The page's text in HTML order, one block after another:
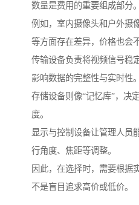
数量是费用的重要组成部分。
例如，室内摄像头和户外摄
等方面存在差异，价格也会不
传输设备负责将视频信号稳
影响数据的完整性与实时性。
存储设备则像“记忆库”，决
度。
显示与控制设备让管理人员
行角度、焦距等调整。
因此，在选择时，需要根据
不是盲目追求高价或低价。